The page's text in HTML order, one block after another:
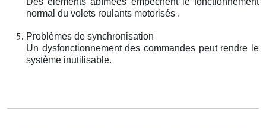
normal du volets roulants motorisés .
Problèmes de synchronisation
Un dysfonctionnement des commandes peut rendre le
système inutilisable.